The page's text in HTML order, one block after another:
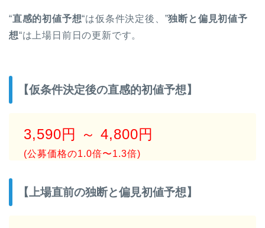
“直感的初値予想“は仮条件決定後、”独断と偏見初値予
想“は上場日前日の更新です。
【仮条件決定後の直感的初値予想】
3,590円 ～ 4,800円
(公募価格の1.0倍〜1.3倍)
【上場直前の独断と偏見初値予想】